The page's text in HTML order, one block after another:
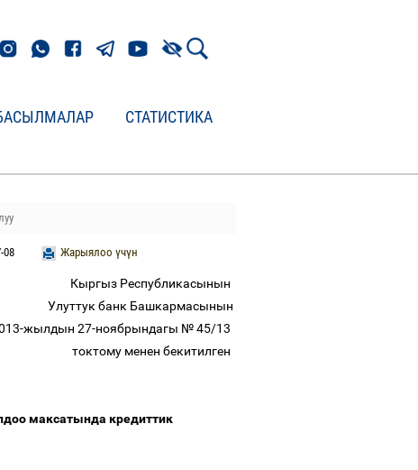
СТАТИСТИКА
Жарыялоо үчүн
08
Кыргыз Республикасынын
Улуттук банк Башкармасынын
жылдын 27-ноябрындагы № 45/13
токтому менен бекитилген
максатында кредиттик